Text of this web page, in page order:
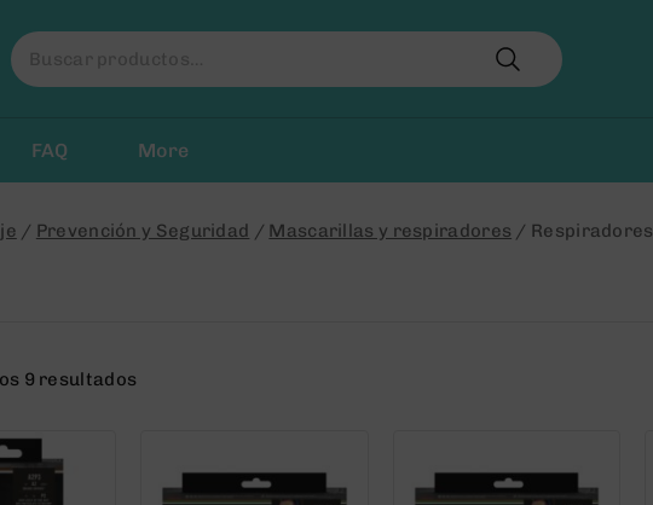
Buscar
por:
FAQ More
/ Prevención y Seguridad / Mascarillas y respiradores / Respiradores
9 resultados